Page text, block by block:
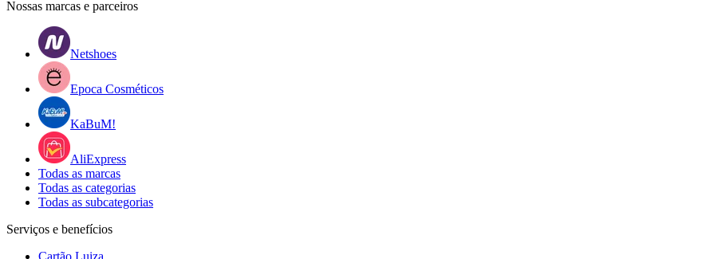
Nossas marcas e parceiros
Netshoes
Epoca Cosméticos
KaBuM!
AliExpress
Todas as marcas
Todas as categorias
Todas as subcategorias
Serviços e benefícios
Cartão Luiza